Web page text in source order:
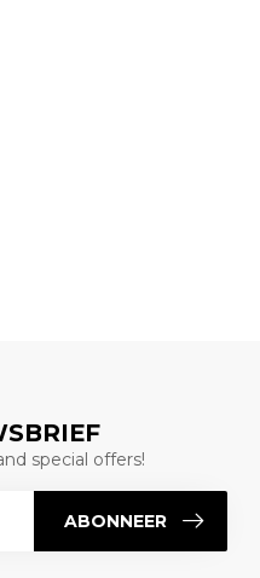
special offers!
ABONNEER